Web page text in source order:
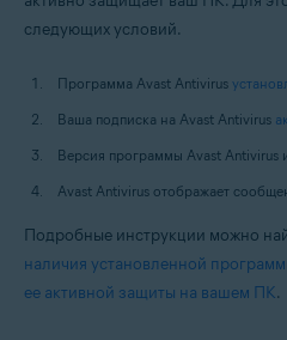
следующих условий.
Программа Avast Antivirus
Ваша подписка на Avast Antivirus
Версия программы Avast Antivirus
Avast Antivirus отображает
Подробные инструкции можно
наличия установленной
ее активной защиты на вашем ПК.